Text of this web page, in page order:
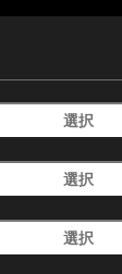
選択
選択
選択